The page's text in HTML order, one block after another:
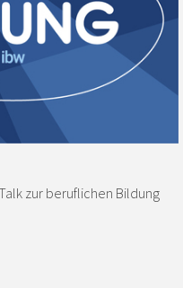
zur beruflichen Bildung